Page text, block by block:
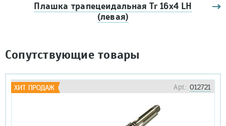
Плашка трапецеидальная Tr 16х4 LH
(левая)
Сопутствующие товары
Арт.: 012721